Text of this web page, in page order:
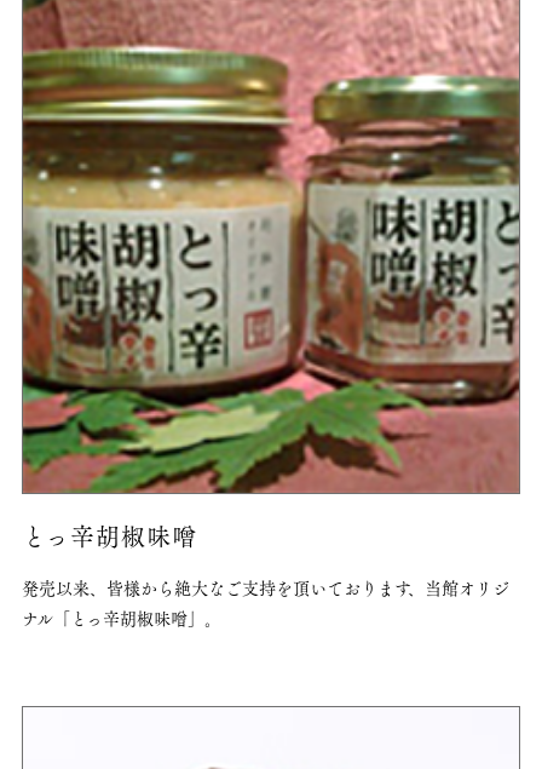
とっ辛胡椒味噌
発売以来、皆様から絶大なご支持を頂いております、 当館オリジ
ナル「とっ辛胡椒味噌」。